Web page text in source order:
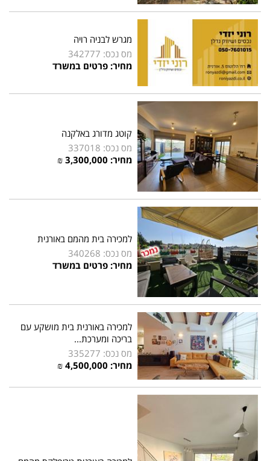
מגרש לבניה רויה
מס נכס: 342777
מחיר: פרטים במשרד
קוטג מדורג באלקנה
מס נכס: 337018
מחיר: 3,300,000
₪
למכירה בית מהמם באורנית
מס נכס: 340268
מחיר: פרטים במשרד
למכירה באורנית בית מושקע עם
בריכה ומערכת...
מס נכס: 335277
מחיר: 4,500,000
₪